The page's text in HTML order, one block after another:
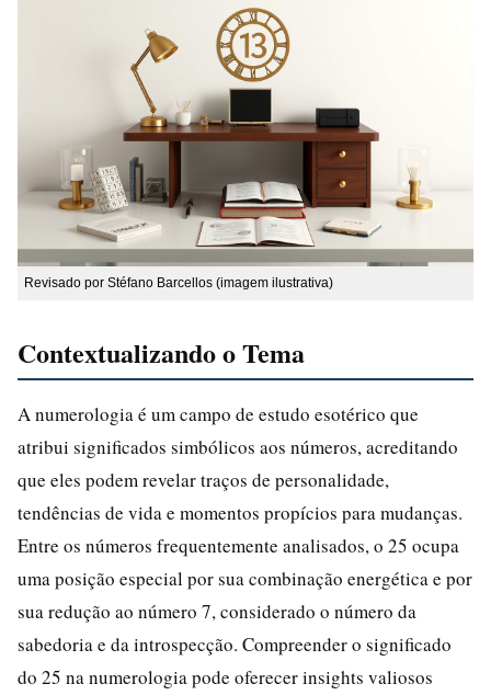
Revisado por Stéfano Barcellos (imagem ilustrativa)
Contextualizando o Tema
A numerologia é um campo de estudo esotérico que
atribui significados simbólicos aos números, acreditando
que eles podem revelar traços de personalidade,
tendências de vida e momentos propícios para mudanças.
Entre os números frequentemente analisados, o 25 ocupa
uma posição especial por sua combinação energética e por
sua redução ao número 7, considerado o número da
sabedoria e da introspecção. Compreender o significado
do 25 na numerologia pode oferecer insights valiosos